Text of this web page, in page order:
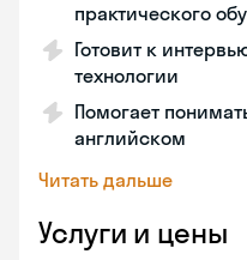
практического
Готовит к
технологии
Помогает
английском
Читать дальше
Услуги и цены